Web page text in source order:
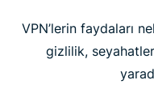
VPN’lerin faydaları
gizlilik,